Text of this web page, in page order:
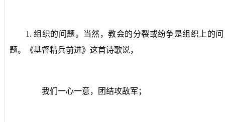
1.组织的问题。
当然，教会的分裂或纷争是组织上的问
题。《基督精兵前进》这首诗歌说，
我们一心一意，团结攻敌军；